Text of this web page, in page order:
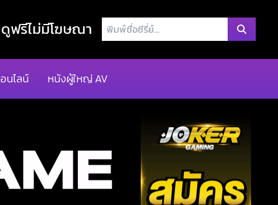
ฟรีไม่มีโฆษณา
พิมพ์
ชื่อ
ย์...
นไลน์ หนังผู้ใหญ่ AV